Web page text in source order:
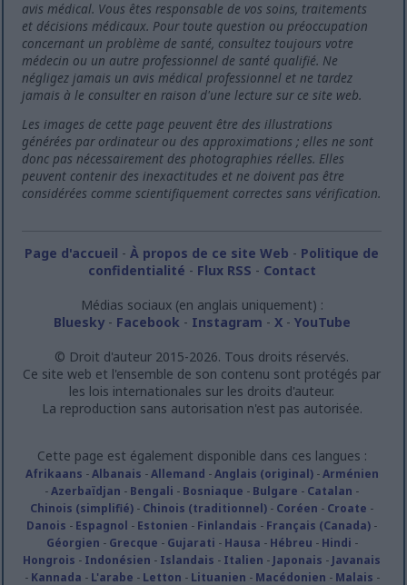
avis médical. Vous êtes responsable de vos soins, traitements
et décisions médicaux. Pour toute question ou préoccupation
concernant un problème de santé, consultez toujours votre
médecin ou un autre professionnel de santé qualifié. Ne
négligez jamais un avis médical professionnel et ne tardez
jamais à le consulter en raison d'une lecture sur ce site web.
Les images de cette page peuvent être des illustrations
générées par ordinateur ou des approximations ; elles ne sont
donc pas nécessairement des photographies réelles. Elles
peuvent contenir des inexactitudes et ne doivent pas être
considérées comme scientifiquement correctes sans vérification.
Page d'accueil -À propos de ce site Web - Politique de
confidentialité - Flux RSS - Contact
Médias sociaux (en anglais uniquement) :
Bluesky- Facebook - Instagram - X- YouTube
© Droit d'auteur 2015-2026. Tous droits réservés.
Ce site web et l'ensemble de son contenu sont protégés par
les lois internationales sur les droits d'auteur.
La reproduction sans autorisation n'est pas autorisée.
Cette page est également disponible dans ces langues :
Afrikaans -Albanais -Allemand -Anglais (original)-Arménien
-Azerbaïdjan - Bengali - Bosniaque - Bulgare - Catalan -
Chinois (simplifié) - Chinois (traditionnel) - Coréen - Croate -
Danois - Espagnol - Estonien - Finlandais - Français (Canada) -
Géorgien - Grecque - Gujarati - Hausa - Hébreu - Hindi -
Hongrois - Indonésien - Islandais - Italien -Japonais -Javanais
- Kannada - L'arabe - Letton - Lituanien - Macédonien - Malais -